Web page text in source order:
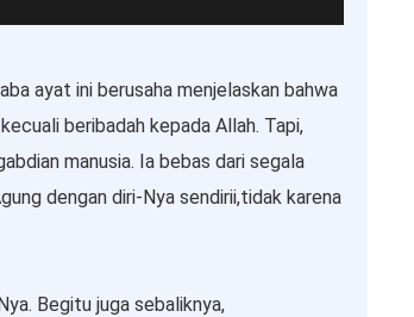
ayat ini berusaha menjelaskan bahwa
beribadah kepada Allah. Tapi,
manusia. Ia bebas dari segala
dengan diri-Nya sendirii,tidak karena
Begitu juga sebaliknya,